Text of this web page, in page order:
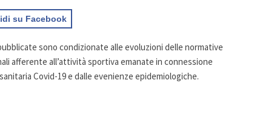
su Facebook
sono condizionate alle evoluzioni delle normative
afferente all’attività sportiva emanate in connessione
Covid-19 e dalle evenienze epidemiologiche.